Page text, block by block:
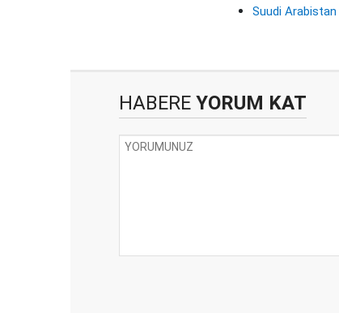
Suudi Arabistan
HABERE YORUM KAT